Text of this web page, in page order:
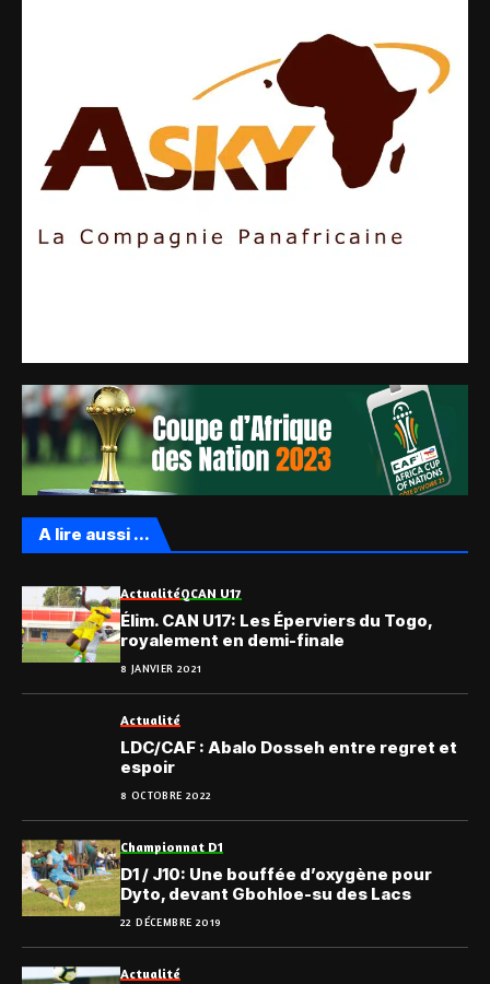
A lire aussi ...
ActualitéQCAN U17
Élim. CAN U17: Les Éperviers du Togo,
royalement en demi-finale
8 JANVIER 2021
Actualité
LDC/CAF : Abalo Dosseh entre regret et
espoir
8 OCTOBRE 2022
Championnat D1
D1 / J10: Une bouffée d’oxygène pour
Dyto, devant Gbohloe-su des Lacs
22 DÉCEMBRE 2019
Actualité